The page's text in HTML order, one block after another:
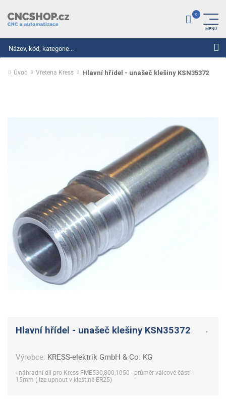
Úvod Vřetena Kress Hlavní hřídel - unašeč klešiny KSN35372
Hlavní hřídel - unašeč klešiny KSN35372
Výrobce: KRESS-elektrik GmbH & Co. KG
- náhradní díl pro Kress FME530,800,1050 - průměr válcové části
15mm ( lze upnout v kleštině ER25)